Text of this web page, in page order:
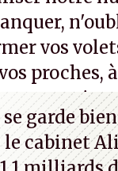
vos
vous
garde
le cabinet